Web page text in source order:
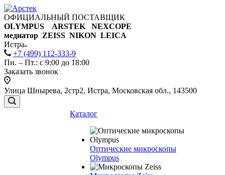
ОФИЦИАЛЬНЫЙ ПОСТАВЩИК
OLYMPUS ARSTEK NEXCOPE
медиатор ZEISS NIKON LEICA
Истра
+7 (499) 112-333-9
Пн. – Пт.: с 9:00 до 18:00
Заказать звонок
Улица Шнырева, 2стр2, Истра, Московская обл., 143500
Каталог
Оптические микроскопы
Olympus